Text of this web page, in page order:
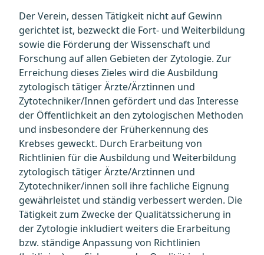
Der Verein, dessen Tätigkeit nicht auf Gewinn
gerichtet ist, bezweckt die Fort- und Weiterbildung
sowie die Förderung der Wissenschaft und
Forschung auf allen Gebieten der Zytologie. Zur
Erreichung dieses Zieles wird die Ausbildung
zytologisch tätiger Ärzte/Ärztinnen und
Zytotechniker/Innen gefördert und das Interesse
der Öffentlichkeit an den zytologischen Methoden
und insbesondere der Früherkennung des
Krebses geweckt. Durch Erarbeitung von
Richtlinien für die Ausbildung und Weiterbildung
zytologisch tätiger Ärzte/Arztinnen und
Zytotechniker/innen soll ihre fachliche Eignung
gewährleistet und ständig verbessert werden. Die
Tätigkeit zum Zwecke der Qualitätssicherung in
der Zytologie inkludiert weiters die Erarbeitung
bzw. ständige Anpassung von Richtlinien